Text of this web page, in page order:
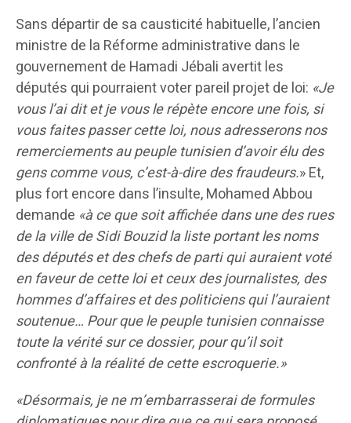
Sans départir de sa causticité habituelle, l’ancien
ministre de la Réforme administrative dans le
gouvernement de Hamadi Jébali avertit les
députés qui pourraient voter pareil projet de loi: «Je
vous l’ai dit et je vous le répète encore une fois, si
vous faites passer cette loi, nous adresserons nos
remerciements au peuple tunisien d’avoir élu des
gens comme vous, c’est-à-dire des fraudeurs.» Et,
plus fort encore dans l’insulte, Mohamed Abbou
demande «à ce que soit affichée dans une des rues
de la ville de Sidi Bouzid la liste portant les noms
des députés et des chefs de parti qui auraient voté
en faveur de cette loi et ceux des journalistes, des
hommes d’affaires et des politiciens qui l’auraient
soutenue… Pour que le peuple tunisien connaisse
toute la vérité sur ce dossier, pour qu’il soit
confronté à la réalité de cette escroquerie.»
«Désormais, je ne m’embarrasserai de formules